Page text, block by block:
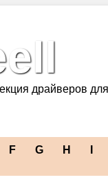
драйверов
F G H